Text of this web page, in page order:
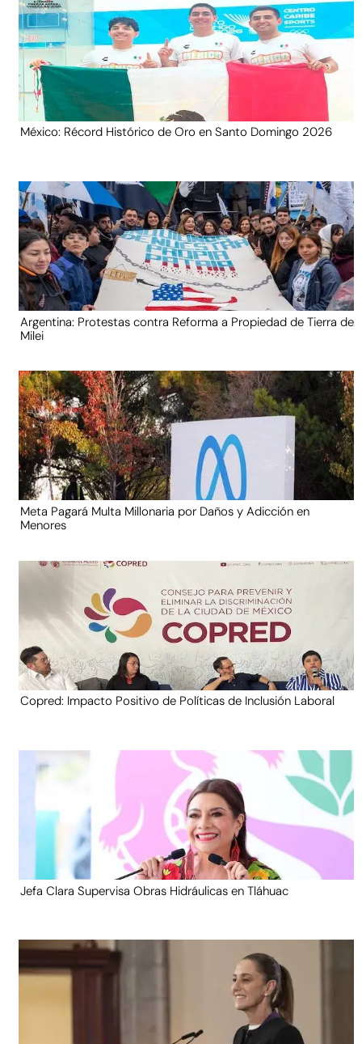
México: Récord Histórico de Oro en Santo Domingo 2026
Argentina: Protestas contra Reforma a Propiedad de Tierra de
Milei
Meta Pagará Multa Millonaria por Daños y Adicción en
Menores
Copred: Impacto Positivo de Políticas de Inclusión Laboral
Jefa Clara Supervisa Obras Hidráulicas en Tláhuac